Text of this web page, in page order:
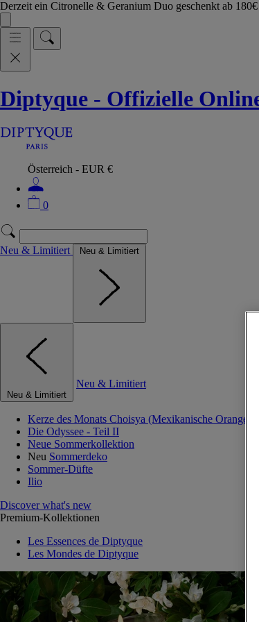
Derzeit ein Citronelle & Geranium Duo geschenkt ab
Diptyque - Offizielle
Österreich - EUR €
0
Neu & Limitiert Neu & Limitiert
Neu & Limitiert
Neu & Limitiert
Kerze des Monats Choisya (Mexikanische
Die Odyssee - Teil II
Neue Sommerkollektion
Neu Sommerdeko
Sommer-Düfte
Ilio
Discover what's new
Premium-Kollektionen
Les Essences de Diptyque
Les Mondes de Diptyque